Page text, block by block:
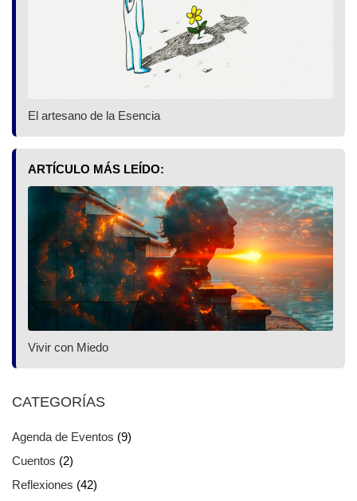
El artesano de la Esencia
ARTÍCULO MÁS LEÍDO:
Vivir con Miedo
CATEGORÍAS
Agenda de Eventos (9)
Cuentos (2)
Reflexiones (42)